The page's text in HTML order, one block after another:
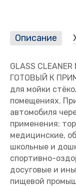
Описание
GLASS
ГОТОВЫЙ К
для мойки
помещениях.
автомобиля
применения:
медицинские,
школьные и
спортивно-
досуговые и
пищевой